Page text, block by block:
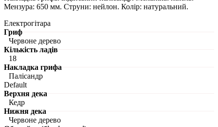
Мензура: 650 мм. Струни: нейлон. Колір: натуральний.
Електрогітара
Гриф
Червоне дерево
Кількість ладів
18
Накладка грифа
Палісандр
Default
Верхня дека
Кедр
Нижня дека
Червоне дерево